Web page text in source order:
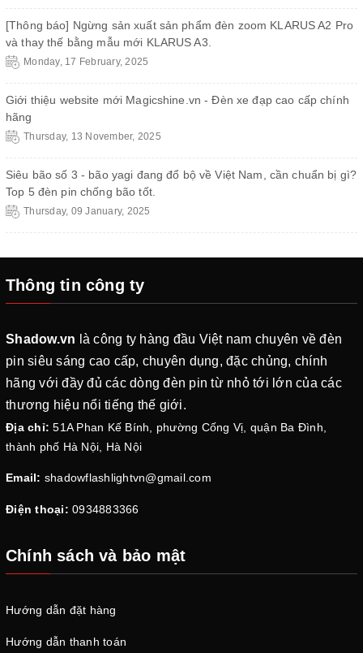
[Thông báo] Ngừng sản xuất sản phẩm đèn zoom KLARUS A2 Pro
và thay thế bằng mẫu mới KLARUS A3.
Monday, 17 February, 2025
Giới thiệu website mới Magicshine.vn - Đèn xe đạp cao cấp chính
hãng
Thursday, 13 November, 2025
Siêu bão số 3 - bão yagi đang đổ bộ về Việt Nam, cần chuẩn bị gì?
Top 5 đèn pin chống bão tốt.
Thursday, 09 January, 2025
Thông tin công ty
Shadow.vn là công ty hàng đầu Việt nam chuyên về đèn
pin siêu sáng cao cấp, chuyên dụng, đặc chủng, chính
hãng với đầy đủ các dòng đèn pin từ nhỏ tới lớn của các
thương hiệu nổi tiếng thế giới.
Địa chỉ: 51A Phan Kế Bính, phường Cống Vị, quận Ba Đình,
thành phố Hà Nội, Hà Nội
Email: shadowflashlightvn@gmail.com
Điện thoại: 0934883366
Chính sách và bảo mật
Hướng dẫn đặt hàng
Hướng dẫn thanh toán